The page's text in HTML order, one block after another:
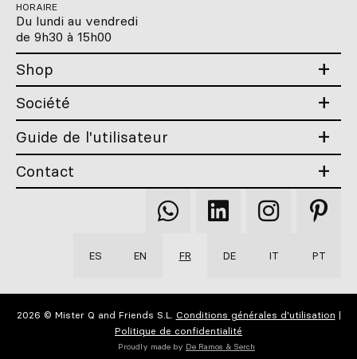
HORAIRE
Du lundi au vendredi
de 9h30 à 15h00
Shop
Société
Guide de l'utilisateur
Contact
Qooqer
WhatsApp
Qooqer
Linkedin
Qooqer
Instagram
Qooqer
ES EN FR DE IT PT
2026 © Mister Q and Friends S.L. Conditions générales d'utilisation |
Politique de confidentialité
Proudly made by De Ramos & Serch